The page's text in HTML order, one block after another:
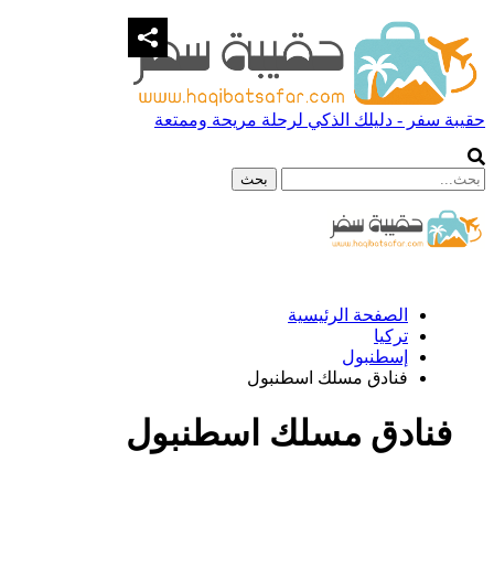
حقيبة سفر - دليلك الذكي لرحلة مريحة وممتعة
الصفحة الرئيسية
تركيا
إسطنبول
فنادق مسلك اسطنبول
فنادق مسلك اسطنبول